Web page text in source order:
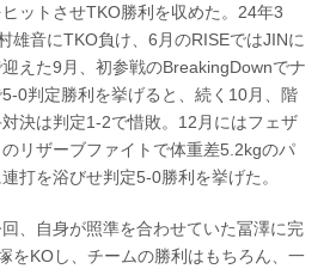
ットさせTKO勝利を収めた。24年3
雄音にTKO負け、6月のRISEではJINに
えた9月、初参戦のBreakingDownでナ
0判定勝利を挙げると、続く10月、階
決は判定1-2で惜敗。12月にはフェザ
リザーブファイトで体重差5.2kgのパ
打を浴びせ判定5-0勝利を挙げた。
、自身が照準を合わせていた冨澤に完
をKOし、チームの勝利はもちろん、一